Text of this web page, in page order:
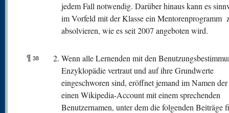
jedem Fall notwendig. Darüber hinaus kann es
im Vorfeld mit der Klasse ein Mentorenprogramm
absolvieren, wie es seit 2007 angeboten wird.
¶ 38
Wenn alle Lernenden mit den
Enzyklopädie vertraut und auf ihre Grundwerte
eingeschworen sind, eröffnet jemand im Namen
einen Wikipedia-Account mit einem sprechenden
Benutzernamen, unter dem die folgenden Beiträge